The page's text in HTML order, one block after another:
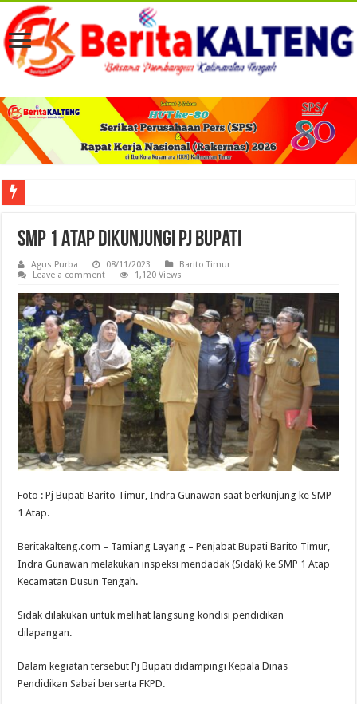
SMP 1 Atap Dikunjungi Pj Bupati
Agus Purba 08/11/2023
Barito Timur
Leave a comment
1,120 Views
Foto : Pj Bupati Barito Timur, Indra Gunawan saat berkunjung ke SMP
1 Atap.
Beritakalteng.com – Tamiang Layang – Penjabat Bupati Barito Timur,
Indra Gunawan melakukan inspeksi mendadak (Sidak) ke SMP 1 Atap
Kecamatan Dusun Tengah.
Sidak dilakukan untuk melihat langsung kondisi pendidikan
dilapangan.
Dalam kegiatan tersebut Pj Bupati didampingi Kepala Dinas
Pendidikan Sabai berserta FKPD.